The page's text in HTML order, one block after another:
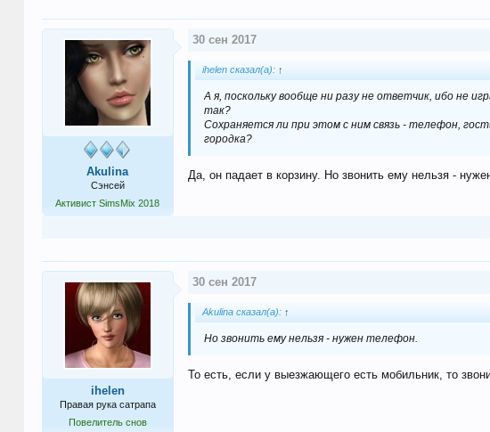
Akulina
Сэнсей
Активист SimsMix 2018
30 сен 2017
ihelen сказал(а): ↑
А я, поскольку вообще ни разу не ответчик, ибо не
так?
Сохраняется ли при этом с ним связь - телефон,
городка?
Да, он падает в корзину. Но звонить ему нельзя -
ihelen
Правая рука сатрапа
Повелитель снов
30 сен 2017
Akulina сказал(а): ↑
Но звонить ему нельзя - нужен телефон.
То есть, если у выезжающего есть мобильник, то